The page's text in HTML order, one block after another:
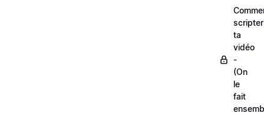
scripter
ta
vidéo
-
(On
le
fait